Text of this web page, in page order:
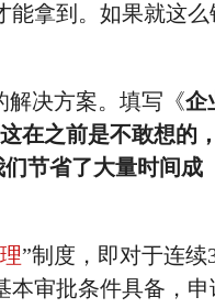
能拿到。如果就这么
解决方案。填写《企
这在之前是不敢想的，
节省了大量时间成
”制度，即对于连续
本审批条件具备，申